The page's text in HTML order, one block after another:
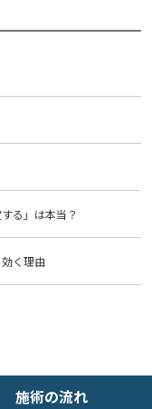
る」は本当？
く理由
施術の流れ